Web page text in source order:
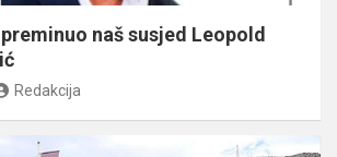
naš susjed Leopold
Redakcija